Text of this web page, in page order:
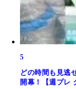
5
どの時間も見逃
開幕！【週プレ